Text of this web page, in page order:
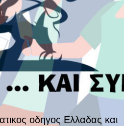
οδηγος Ελλαδας και